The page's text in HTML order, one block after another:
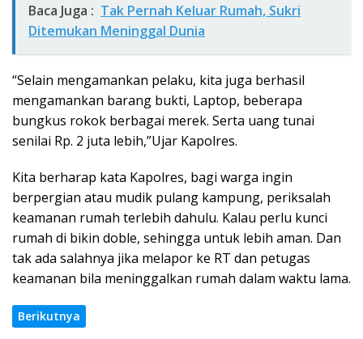
Baca Juga : Tak Pernah Keluar Rumah, Sukri
Ditemukan Meninggal Dunia
“Selain mengamankan pelaku, kita juga berhasil
mengamankan barang bukti, Laptop, beberapa
bungkus rokok berbagai merek. Serta uang tunai
senilai Rp. 2 juta lebih,”Ujar Kapolres.
Kita berharap kata Kapolres, bagi warga ingin
berpergian atau mudik pulang kampung, periksalah
keamanan rumah terlebih dahulu. Kalau perlu kunci
rumah di bikin doble, sehingga untuk lebih aman. Dan
tak ada salahnya jika melapor ke RT dan petugas
keamanan bila meninggalkan rumah dalam waktu lama.
Berikutnya